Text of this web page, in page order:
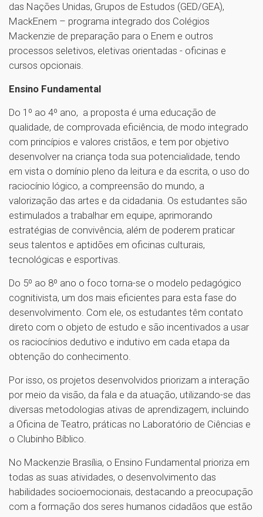
das Nações Unidas, Grupos de Estudos (GED/GEA),
MackEnem – programa integrado dos Colégios
Mackenzie de preparação para o Enem e outros
processos seletivos, eletivas orientadas - oficinas e
cursos opcionais.
Ensino Fundamental
Do 1º ao 4º ano, a proposta é uma educação de
qualidade, de comprovada eficiência, de modo integrado
com princípios e valores cristãos, e tem por objetivo
desenvolver na criança toda sua potencialidade, tendo
em vista o domínio pleno da leitura e da escrita, o uso do
raciocínio lógico, a compreensão do mundo, a
valorização das artes e da cidadania. Os estudantes são
estimulados a trabalhar em equipe, aprimorando
estratégias de convivência, além de poderem praticar
seus talentos e aptidões em oficinas culturais,
tecnológicas e esportivas.
Do 5º ao 8º ano o foco torna-se o modelo pedagógico
cognitivista, um dos mais eficientes para esta fase do
desenvolvimento. Com ele, os estudantes têm contato
direto com o objeto de estudo e são incentivados a usar
os raciocínios dedutivo e indutivo em cada etapa da
obtenção do conhecimento.
Por isso, os projetos desenvolvidos priorizam a interação
por meio da visão, da fala e da atuação, utilizando-se das
diversas metodologias ativas de aprendizagem, incluindo
a Oficina de Teatro, práticas no Laboratório de Ciências e
o Clubinho Bíblico.
No Mackenzie Brasília, o Ensino Fundamental prioriza em
todas as suas atividades, o desenvolvimento das
habilidades socioemocionais, destacando a preocupação
com a formação dos seres humanos cidadãos que estão